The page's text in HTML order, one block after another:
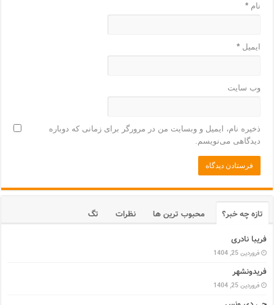
نام*
ایمیل*
وب‌ سایت
ذخیره نام، ایمیل و وبسایت من در مرورگر برای زمانی که دوباره
دیدگاهی می‌نویسم.
تازه چه خبر؟ محبوب ترین ها نظرات
تگ
فریبا نادری
فروردین 25, 1404
فریدونشهر
فروردین 25, 1404